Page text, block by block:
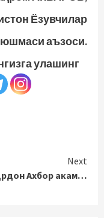
Ёзувчилар
аъзоси.
улашинг
Next
Ахбор акам…